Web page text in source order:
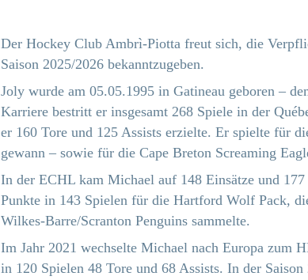
Der Hockey Club Ambrì-Piotta freut sich, die
Saison 2025/2026 bekanntzugeben.
Joly wurde am 05.05.1995 in Gatineau geboren –
Karriere bestritt er insgesamt 268 Spiele in der
er 160 Tore und 125 Assists erzielte. Er spielte für
gewann – sowie für die Cape Breton Screaming
In der ECHL kam Michael auf 148 Einsätze und
Punkte in 143 Spielen für die Hartford Wolf Pack,
Wilkes-Barre/Scranton Penguins sammelte.
Im Jahr 2021 wechselte Michael nach Europa zum
in 120 Spielen 48 Tore und 68 Assists. In der